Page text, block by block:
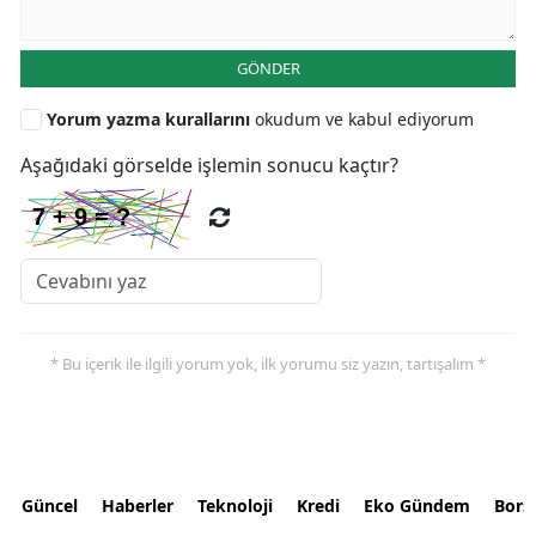
GÖNDER
Yorum yazma kurallarını okudum ve kabul ediyorum
Aşağıdaki görselde işlemin sonucu kaçtır?
* Bu içerik ile ilgili yorum yok, ilk yorumu siz yazın, tartışalım *
Güncel Haberler Teknoloji Kredi Eko Gündem